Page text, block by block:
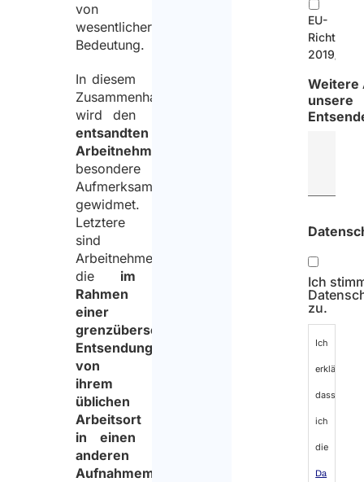
von
wesentlicher
Bedeutung.
In diesem
Zusammenhang
wird den
entsandten
Arbeitnehmern
besondere
Aufmerksamkeit
gewidmet.
Letztere
sind
Arbeitnehmer,
die im
Rahmen
einer
grenzüberschreitenden
Entsendung
von
ihrem
üblichen
Arbeitsort
in einen
anderen
Aufnahmemitgliedstaat
EU-
Richtlinie
2019/1152
Weitere
unsere
Ich
zu.
Ich
erkläre,
dass
ich
die
Da